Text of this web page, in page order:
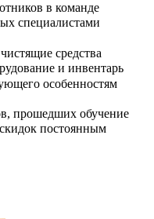
в команде
специалистами
средства
и инвентарь
особенностям
прошедших обучение
постоянным